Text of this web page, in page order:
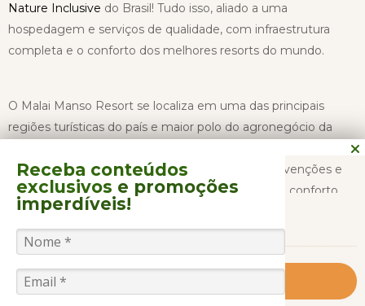
Nature Inclusive do Brasil! Tudo isso, aliado a uma
hospedagem e serviços de qualidade, com infraestrutura
completa e o conforto dos melhores resorts do mundo.
O Malai Manso Resort se localiza em uma das principais
regiões turísticas do país e maior polo do agronegócio da
sólida estrutura para realização de eventos e convenções e
uma incrível experiência em lazer, gastronomia e conforto
em meio à natureza.
Formado por uma estrutura principal com duas alas de
apartamentos, o Malai Manso Resort ainda conta com um
completo Centro de Convenções, Bangalôs e Casas,
CONTINUAR LENDO
Receba conteúdos
exclusivos e promoções
imperdíveis!